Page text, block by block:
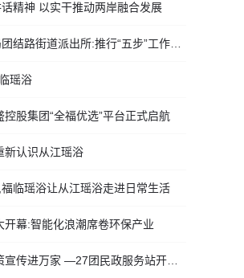
精神 以实干推动两岸融合发展
派出所:推行“五步”工作法 打造新时代“枫”景线
瑶浴
股集团“全福优选”平台正式启航
新认识从江瑶浴
福临瑶浴让从江瑶浴走进日常生活
开幕:智能化浪潮席卷环保产业
—27团民政服务站开展社会救助入户走访活动